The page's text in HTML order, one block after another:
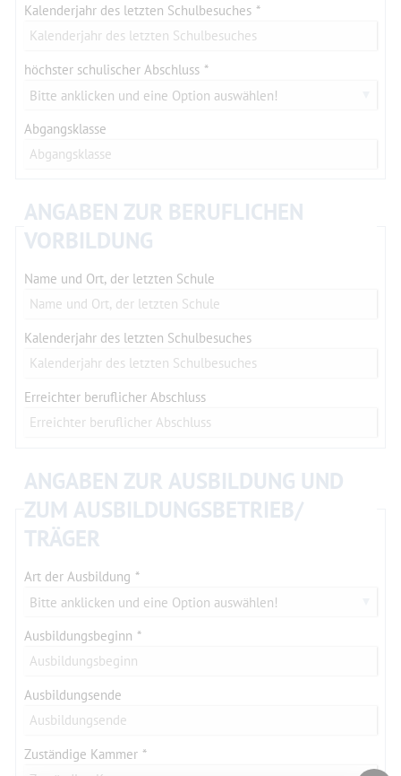
Kalenderjahr des letzten Schulbesuches
höchster schulischer Abschluss
Bitte anklicken und eine Option auswählen!
Abgangsklasse
ANGABEN ZUR BERUFLICHEN
VORBILDUNG
Name und Ort, der letzten Schule
Kalenderjahr des letzten Schulbesuches
Erreichter beruflicher Abschluss
ANGABEN ZUR AUSBILDUNG UND
ZUM AUSBILDUNGSBETRIEB/
TRÄGER
Art der Ausbildung
Bitte anklicken und eine Option auswählen!
Ausbildungsbeginn
Ausbildungsende
Zuständige Kammer